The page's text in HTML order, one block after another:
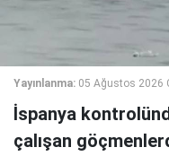
Yayınlanma: 05 Ağustos 2026
İspanya
çalışan